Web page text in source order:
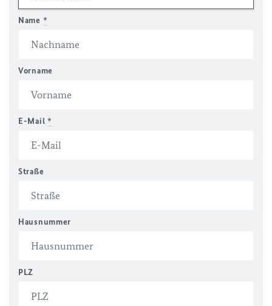
Name *
Vorname
E-Mail *
Straße
Hausnummer
PLZ